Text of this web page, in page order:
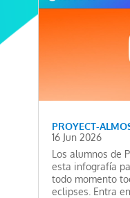
PROYECT-
16 Jun 2026
Los alumnos de
esta infografía
todo momento
eclipses. Entra